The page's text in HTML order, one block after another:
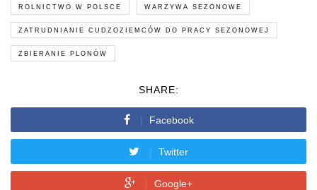
ROLNICTWO W POLSCE WARZYWA SEZONOWE
ZATRUDNIANIE CUDZOZIEMCÓW DO PRACY SEZONOWEJ
ZBIERANIE PLONÓW
SHARE:
Facebook
Twitter
Google+